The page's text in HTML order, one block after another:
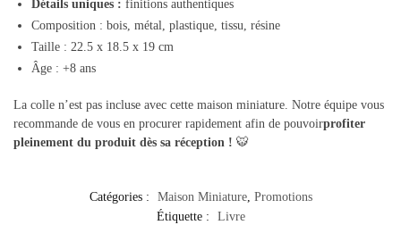
Détails uniques : finitions authentiques
Composition : bois, métal, plastique, tissu, résine
Taille : 22.5 x 18.5 x 19 cm
Âge : +8 ans
La colle n’est pas incluse avec cette maison miniature. Notre équipe vous
recommande de vous en procurer rapidement afin de pouvoirprofiter
pleinement du produit dès sa réception ! 🐯
Catégories : Maison Miniature, Promotions
Étiquette :
Livre